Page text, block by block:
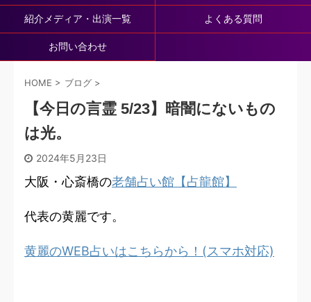
紹介メディア・出演一覧 よくある質問
お問い合わせ
HOME > ブログ >
【今日の言霊 5/23】暗闇にないもの
は光。
2024年5月23日
大阪・心斎橋の老舗占い館【占龍館】
代表の黄麗です。
黄麗のWEB占いはこちらから！(スマホ対応)